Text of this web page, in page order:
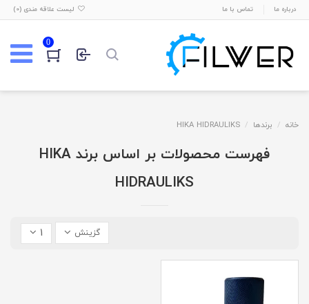
درباره ما تماس با ما لیست علاقه مندی (0
)
0
خانه برندها HIKA HIDRAULIKS
فهرست محصولات بر اساس برند HIKA
HIDRAULIKS
گزینش 1